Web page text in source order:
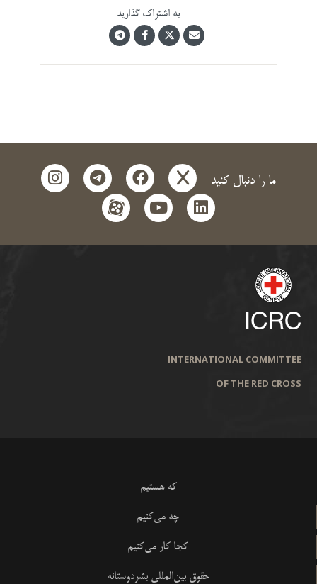
به اشتراک گذارید
ما را دنبال کنید x
facebook
telegram
instagram
linkedin
youtube
aparat
INTERNATIONAL COMMITTEE
OF THE RED CROSS
که هستیم
چه می‌کنیم
کجا کار می‌کنیم
حقوق بین‌المللی بشردوستانه